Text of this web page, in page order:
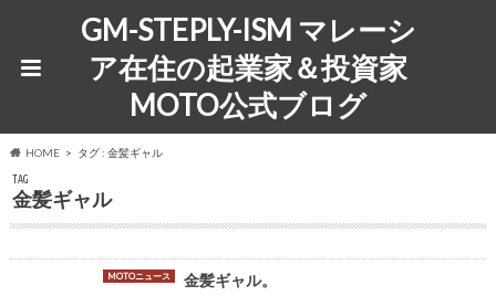
GM-STEPLY-ISM マレーシ
ア在住の起業家＆投資家
MOTO公式ブログ
HOME タグ : 金髪ギャル
TAG
金髪ギャル
MOTOニュース 金髪ギャル。